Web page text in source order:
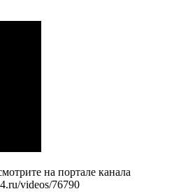
на портале канала
videos/76790